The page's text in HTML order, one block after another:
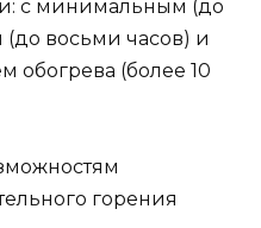
с минимальным (до
(до восьми часов) и
(более 10
горения